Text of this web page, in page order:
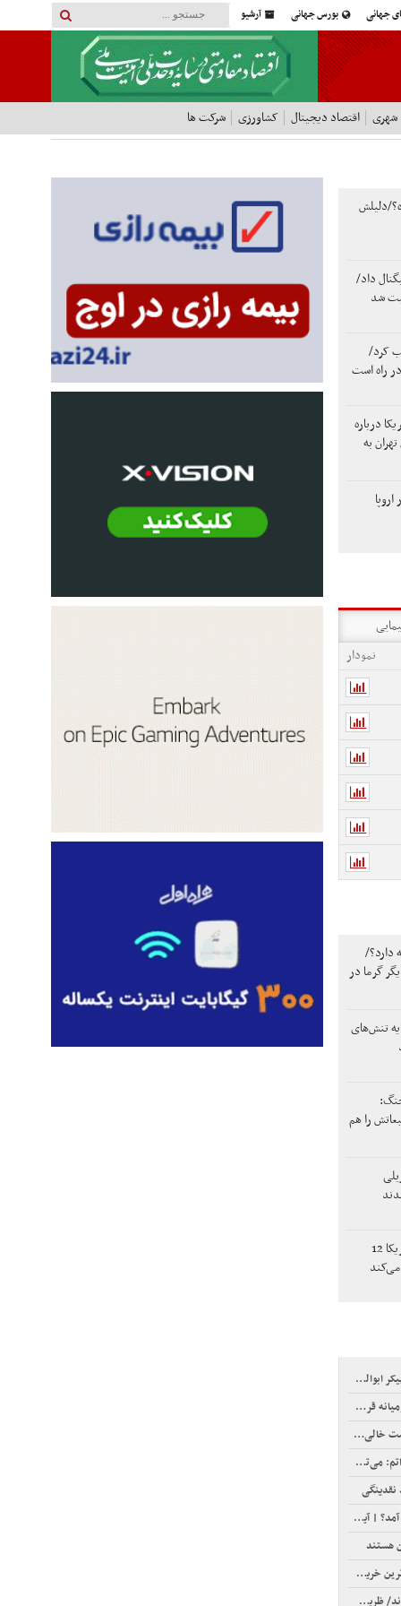
جهانی بورس جهانی آرشیو
شهری اقتصاد دیجیتال کشاورزی شرکت ها
دلیلش
داد/
کرد/
راه است
درباره
به
نمودار
دارد؟/
تا ۵۰ روز دیگر گرما در
تنش‌های
را هم
غول تجارت الکترونیک آمریکا 12
بود+ تصاویر
شدند
نقدینگی
شده است؟
هستند
ثبت شد
+ عکس